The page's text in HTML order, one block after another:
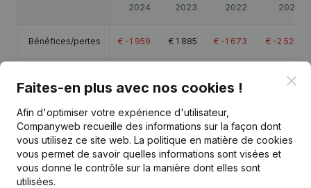
2024 2023 2022 2021
Bénéfices/pertes € -1 959 € 1 885 € -1 673 € -2 525
-25
Marge brute €1 351 € 4 223 €
Faites-en plus avec nos cookies !
Afin d'optimiser votre expérience d'utilisateur,
Companyweb recueille des informations sur la façon dont
vous utilisez ce site web. La politique en matière de cookies
vous permet de savoir quelles informations sont visées et
vous donne le contrôle sur la manière dont elles sont
utilisées.